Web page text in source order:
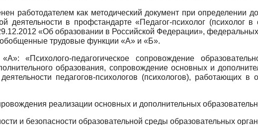
работодателем как методический документ при определении
деятельности в профстандарте «Педагог-психолог (психолог
«Об образовании в Российской Федерации»,
трудовые функции «А» и «Б».
«Психолого-педагогическое сопровождение
образования, сопровождение основных и
педагогов-психологов (психологов), работающих в
реализации основных и дополнительных
и безопасности образовательной среды образовательных